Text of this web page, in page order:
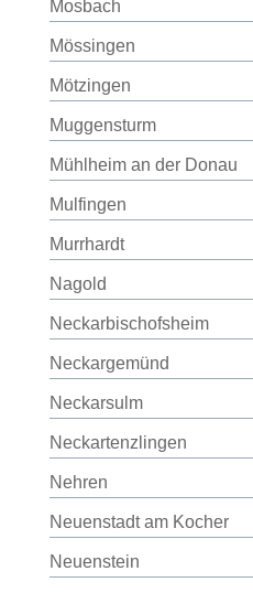
Mosbach
Mössingen
Mötzingen
Muggensturm
Mühlheim an der Donau
Mulfingen
Murrhardt
Nagold
Neckarbischofsheim
Neckargemünd
Neckarsulm
Neckartenzlingen
Nehren
Neuenstadt am Kocher
Neuenstein